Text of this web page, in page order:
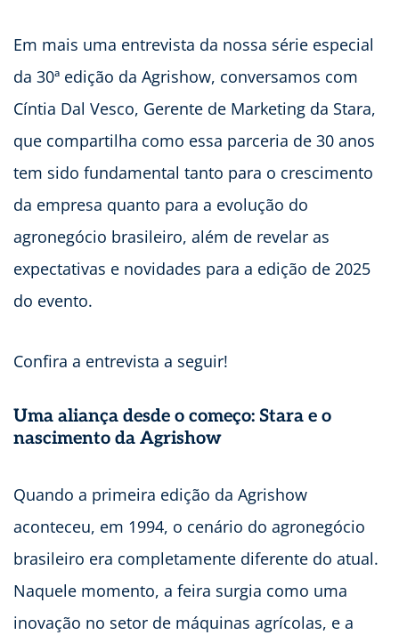
Em mais uma entrevista da nossa série especial
da 30ª edição da Agrishow, conversamos com
Cíntia Dal Vesco, Gerente de Marketing da Stara,
que compartilha como essa parceria de 30 anos
tem sido fundamental tanto para o crescimento
da empresa quanto para a evolução do
agronegócio brasileiro, além de revelar as
expectativas e novidades para a edição de 2025
do evento.
Confira a entrevista a seguir!
Uma aliança desde o começo: Stara e o
nascimento da Agrishow
Quando a primeira edição da Agrishow
aconteceu, em 1994, o cenário do agronegócio
brasileiro era completamente diferente do atual.
Naquele momento, a feira surgia como uma
inovação no setor de máquinas agrícolas, e a